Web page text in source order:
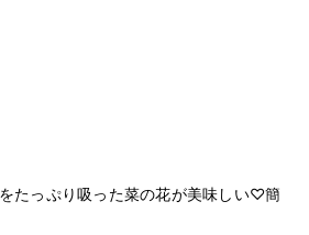
たっぷり吸った菜の花が美味しい♡簡